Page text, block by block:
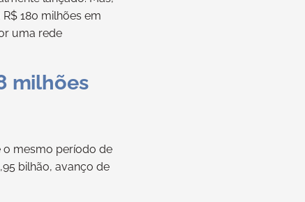
180 milhões em
uma rede
milhões
o mesmo período de
bilhão, avanço de